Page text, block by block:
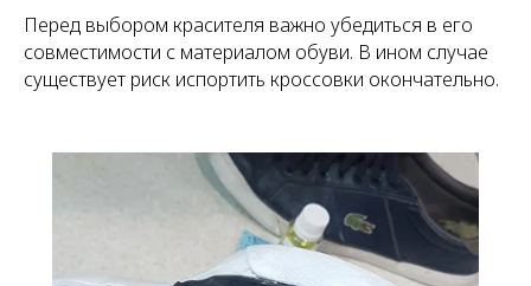
Перед выбором красителя важно убедиться в его
совместимости с материалом обуви. В ином случае
существует риск испортить кроссовки окончательно.